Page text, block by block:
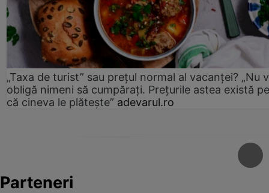
„Taxa de turist” sau prețul normal al vacanței? „Nu
obligă nimeni să cumpărați. Prețurile astea există
că cineva le plătește” adevarul.ro
Parteneri